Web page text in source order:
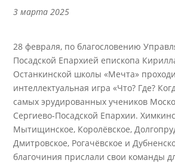
3 марта 2025
28 февраля, по благословению
Посадской Епархией епископа
Останкинской школы «Мечта»
интеллектуальная игра «Что? Где?
самых эрудированных учеников
Сергиево-Посадской Епархии.
Мытищинское, Королёвское,
Дмитровское, Рогачёвское и
благочиния прислали свои команды